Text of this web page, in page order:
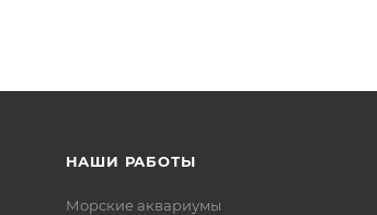
НАШИ РАБОТЫ
Морские аквариумы